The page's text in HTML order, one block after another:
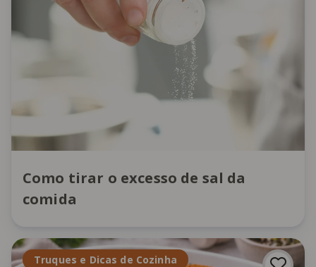
Como tirar o excesso de sal da
comida
Truques e Dicas de Cozinha